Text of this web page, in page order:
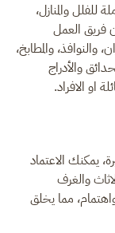
والمنازل،
فريق العمل
والمطابخ،
والأدراج
او الافراد.
يمكنك الاعتماد
والغرف
مما يخلق